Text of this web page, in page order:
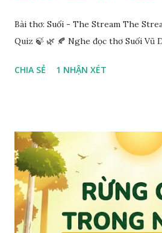
Bài thơ: Suối - The Stream The
Quiz 🍃 🌿 🍂 Nghe đọc thơ Suối Vũ
CHIA SẺ 1 NHẬN XÉT